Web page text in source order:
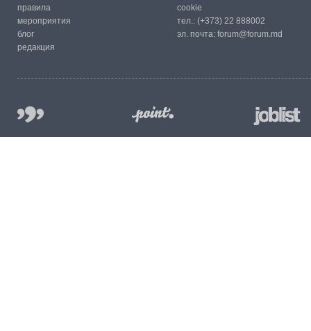
правила
мероприятия
блог
редакция
cookie
тел.: (+373) 22 888002
эл. почта: forum@forum.md